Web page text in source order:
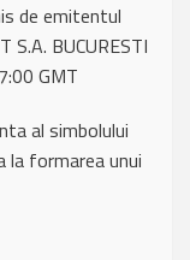
de emitentul
S.A. BUCURESTI
GMT
al simbolului
la formarea unui